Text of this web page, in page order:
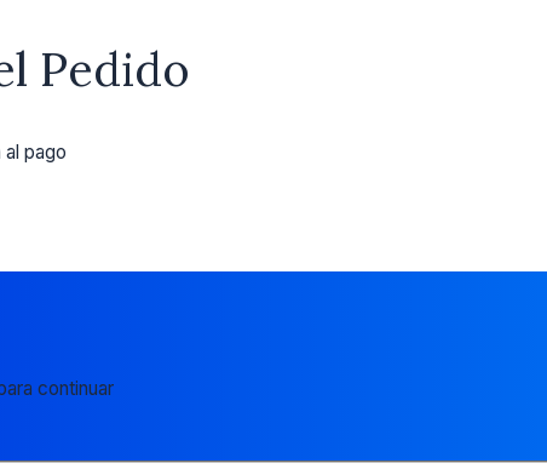
Pedido
pago
continuar